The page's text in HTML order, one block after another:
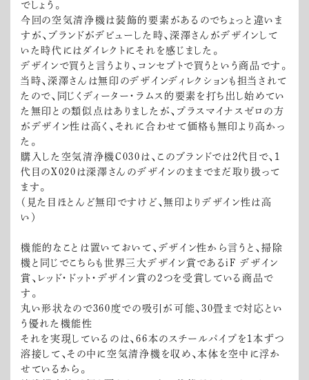
でしょう。
今回の空気清浄機は装飾的要素があるのでちょっと違いま
すが、ブランドがデビューした時、深澤さんがデザインして
いた時代にはダイレクトにそれを感じました。
デザインで買うと言うより、コンセプトで買うという商品です。
当時、深澤さんは無印のデザインディレクションも担当されて
たので、同じくディーター・ラムス的要素を打ち出し始めてい
た無印との類似点はありましたが、プラスマイナスゼロの方
がデザイン性は高く、それに合わせて価格も無印より高かっ
た。
購入した空気清浄機C030は、このブランドでは2代目で、1
代目のX020は深澤さんのデザインのままでまだ取り扱って
ます。
（見た目ほとんど無印ですけど、無印よりデザイン性は高
い）
機能的なことは置いておいて、デザイン性から言うと、掃除
機と同じでこちらも世界三大デザイン賞であるiF デザイン
賞、レッド・ドット・デザイン賞の2つを受賞している商品で
す。
丸い形状なので360度での吸引が可能、30畳まで対応とい
う優れた機能性
それを実現しているのは、66本のスチールパイプを1本ずつ
溶接して、その中に空気清浄機を収め、本体を空中に浮か
せているから。